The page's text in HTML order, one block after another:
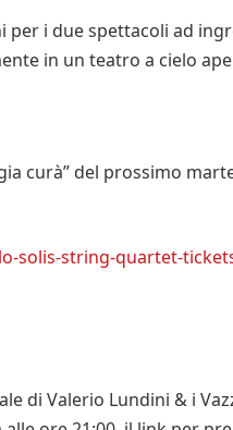
per i due spettacoli ad
in un teatro a cielo
curà” del prossimo
string-quartet-
di Valerio Lundini & i